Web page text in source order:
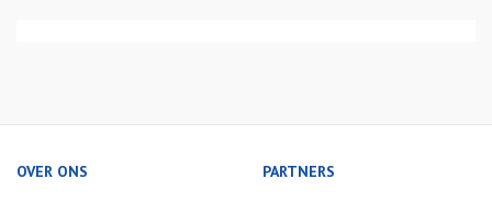
OVER ONS PARTNERS